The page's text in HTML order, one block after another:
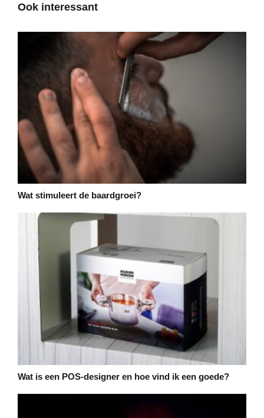
Ook interessant
Wat stimuleert de baardgroei?
Wat is een POS-designer en hoe vind ik een goede?